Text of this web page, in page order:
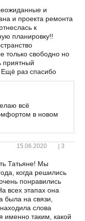
и
и проекта ремонта
к
планировку!!
только свободно но
приятный
раз спасибо
всё
в новом
15.06.2020 3
Татьяне! Мы
когда решились
понравились
всех этапах она
была на связи,
слова
именно таким, какой